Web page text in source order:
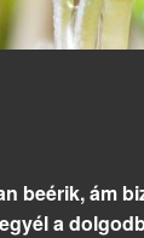
beérik, ám
a